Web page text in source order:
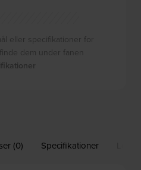
(0) Specifikationer
eller specifikationer for
dem under fanen